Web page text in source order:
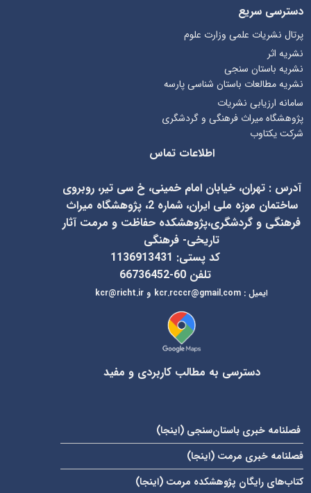
دسترسی سریع
پرتال نشریات علمی وزارت علوم
نشریه اثر
نشریه باستان سنجی
نشریه مطالعات باستان شناسی پارسه
سامانه ارزیابی نشریات
پژوهشگاه میراث فرهنگی و گردشگری
شرکت یکتاوب
اطلاعات تماس
آدرس : تهران، خیابان امام خمینی، خ سی تیر، روبروی
ساختمان موزه ملی ایران، شماره 2، پژوهشگاه میراث
فرهنگی و گردشگری،پژوهشکده حفاظت و مرمت آثار
تاریخی- فرهنگی
کد پستی: 1136913431
تلفن 60-66736452
ایمیل:
kcr@richt.ir و kcr.rcccr@gmail.com
دسترسی به مطالب کاربردی و مفید
فصلنامه خبری باستان‌سنجی ( اینجا)
فصلنامه خبری مرمت ( اینجا)
کتاب‌های رایگان پژوهشکده مرمت ( اینجا)